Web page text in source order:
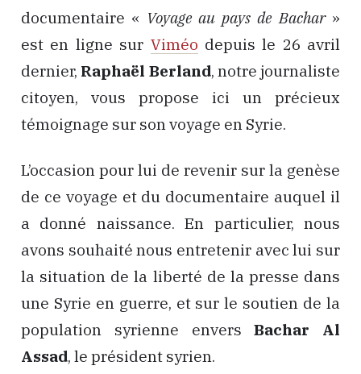
documentaire « Voyage au pays de Bachar»
est en ligne sur Viméo depuis le 26 avril
dernier, Raphaël Berland, notre journaliste
citoyen, vous propose ici un précieux
témoignage sur son voyage en Syrie.
L’occasion pour lui de revenir sur la genèse
de ce voyage et du documentaire auquel il
a donné naissance. En particulier, nous
avons souhaité nous entretenir avec lui sur
la situation de la liberté de la presse dans
une Syrie en guerre, et sur le soutien de la
population syrienne enversBachar Al
Assad, le président syrien.